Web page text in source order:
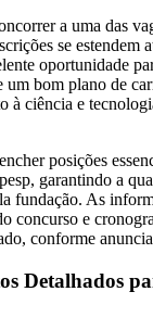
a uma das
se estendem
oportunidade
um bom plano de
à ciência e
posições
garantindo a
fundação. As
concurso e
conforme
Detalhados